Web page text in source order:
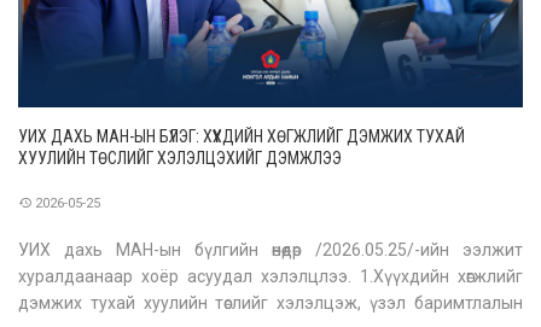
УИХ ДАХЬ МАН-ЫН БҮЛЭГ: ХҮҮХДИЙН ХӨГЖЛИЙГ ДЭМЖИХ ТУХАЙ
ХУУЛИЙН ТӨСЛИЙГ ХЭЛЭЛЦЭХИЙГ ДЭМЖЛЭЭ
2026-05-25
УИХ дахь МАН-ын бүлгийн өнөөдөр /2026.05.25/-ийн ээлжит
хуралдаанаар хоёр асуудал хэлэлцлээ. 1.Хүүхдийн хөгжлийг
дэмжих тухай хуулийн төслийг хэлэлцэж, үзэл баримтлалын